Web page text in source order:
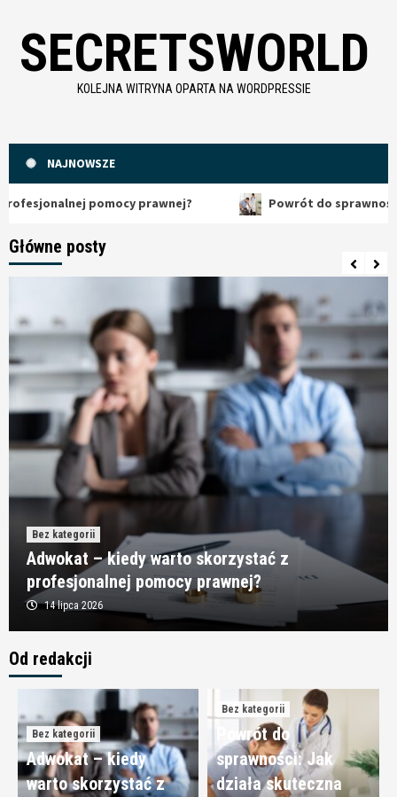
contentSECRETSWORLD
KOLEJNA WITRYNA OPARTA NA WORDPRESSIE
NAJNOWSZE
pomocy prawnej? Powrót do sprawności:
Główne posty
Bez kategorii
Adwokat – kiedy warto skorzystać z
profesjonalnej pomocy prawnej?
14 lipca 2026
Od redakcji
Bez kategorii
Adwokat – kiedy
warto skorzystać z
Bez kategorii
Powrót do
sprawności: Jak
działa skuteczna
3
dla osób starszych
Bez kategorii
Geodeta a inwentaryzacja powykonawcza